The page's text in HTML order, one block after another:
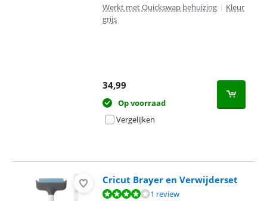
Werkt met Quickswap behuizing | Kleur
grijs
34,99
Op voorraad
Vergelijken
Cricut Brayer en Verwijderset
Beoordeling is 8,0 van de 10, gebaseerd op 1 review.
1 review